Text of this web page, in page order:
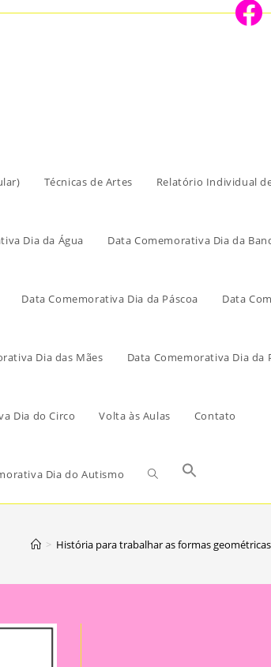
Técnicas de Artes Relatório Individual
Dia da Água Data Comemorativa Dia da
Data Comemorativa Dia da Páscoa Data
Dia das Mães Data Comemorativa Dia da
Dia do Circo Volta às Aulas Contato
Dia do Autismo
> História para trabalhar as formas